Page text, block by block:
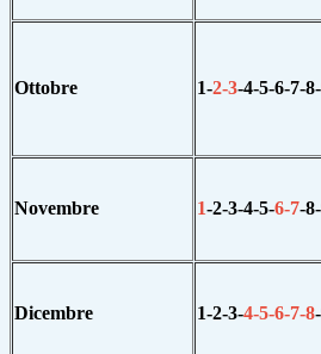
Ottobre 1-2-3-4-5-6-7-8-
Novembre 1-2-3-4-5-6-7-8
Dicembre 1-2-3-4-5-6-7-8